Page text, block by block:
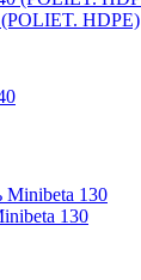
HDPE)
130